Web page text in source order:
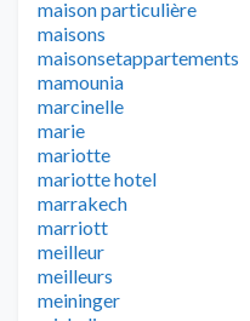
maison particulière
maisons
maisonsetappartements
mamounia
marcinelle
marie
mariotte
mariotte hotel
marrakech
marriott
meilleur
meilleurs
meininger